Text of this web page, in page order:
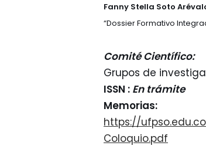
Fanny Stella Soto
“Dossier Formativo
Comité Científico:
Grupos de
ISSN : En trámite
Memorias:
https://
Coloquio.pdf